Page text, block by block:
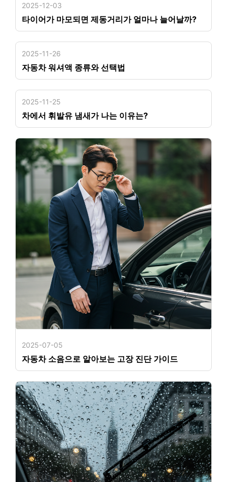
2025-12-03
타이어가 마모되면 제동거리가 얼마나 늘어날까?
2025-11-26
자동차 워셔액 종류와 선택법
2025-11-25
차에서 휘발유 냄새가 나는 이유는?
2025-07-05
자동차 소음으로 알아보는 고장 진단 가이드